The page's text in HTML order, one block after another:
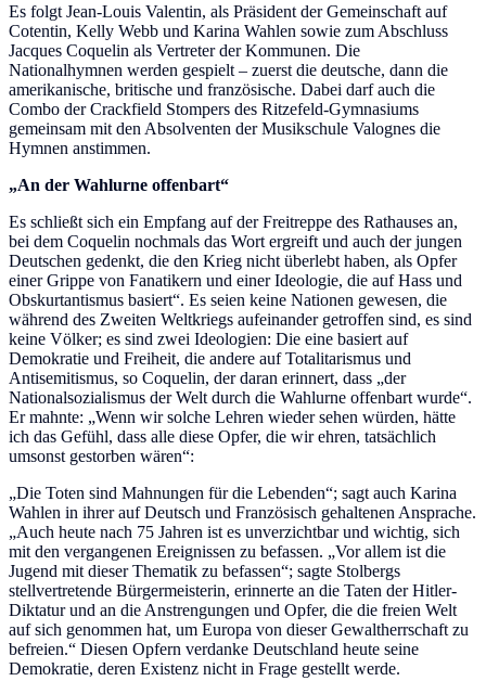
Es folgt Jean-Louis Valentin, als Präsident der Gemeinschaft auf
Cotentin, Kelly Webb und Karina Wahlen sowie zum Abschluss
Jacques Coquelin als Vertreter der Kommunen. Die
Nationalhymnen werden gespielt – zuerst die deutsche, dann die
amerikanische, britische und französische. Dabei darf auch die
Combo der Crackfield Stompers des Ritzefeld-Gymnasiums
gemeinsam mit den Absolventen der Musikschule Valognes die
Hymnen anstimmen.
„An der Wahlurne offenbart“
Es schließt sich ein Empfang auf der Freitreppe des Rathauses an,
bei dem Coquelin nochmals das Wort ergreift und auch der jungen
Deutschen gedenkt, die den Krieg nicht überlebt haben, als Opfer
einer Grippe von Fanatikern und einer Ideologie, die auf Hass und
Obskurtantismus basiert“. Es seien keine Nationen gewesen, die
während des Zweiten Weltkriegs aufeinander getroffen sind, es sind
keine Völker; es sind zwei Ideologien: Die eine basiert auf
Demokratie und Freiheit, die andere auf Totalitarismus und
Antisemitismus, so Coquelin, der daran erinnert, dass „der
Nationalsozialismus der Welt durch die Wahlurne offenbart wurde“.
Er mahnte: „Wenn wir solche Lehren wieder sehen würden, hätte
ich das Gefühl, dass alle diese Opfer, die wir ehren, tatsächlich
umsonst gestorben wären“:
„Die Toten sind Mahnungen für die Lebenden“; sagt auch Karina
Wahlen in ihrer auf Deutsch und Französisch gehaltenen Ansprache.
„Auch heute nach 75 Jahren ist es unverzichtbar und wichtig, sich
mit den vergangenen Ereignissen zu befassen. „Vor allem ist die
Jugend mit dieser Thematik zu befassen“; sagte Stolbergs
stellvertretende Bürgermeisterin, erinnerte an die Taten der Hitler-
Diktatur und an die Anstrengungen und Opfer, die die freien Welt
auf sich genommen hat, um Europa von dieser Gewaltherrschaft zu
befreien.“ Diesen Opfern verdanke Deutschland heute seine
Demokratie, deren Existenz nicht in Frage gestellt werde.